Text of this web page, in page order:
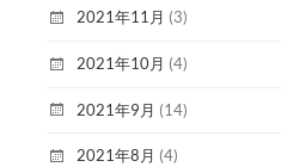
2021年11月 (3)
2021年10月 (4)
2021年9月 (14)
2021年8月 (4)